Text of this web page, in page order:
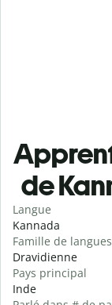
de
Langue
Kannada
Famille de langues
Dravidienne
Pays principal
Inde